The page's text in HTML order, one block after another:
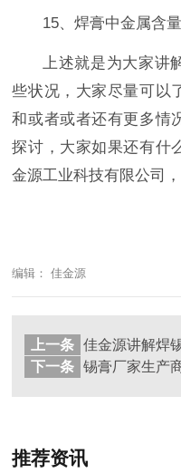
15、焊膏中金属含量
上述就是为大家讲
些状况，大家尽量可以
和或者或者还有更多情
探讨，大家如果还有什
金源工业科技有限公司
编辑： 佳金源
上一条
下一条
推荐资讯